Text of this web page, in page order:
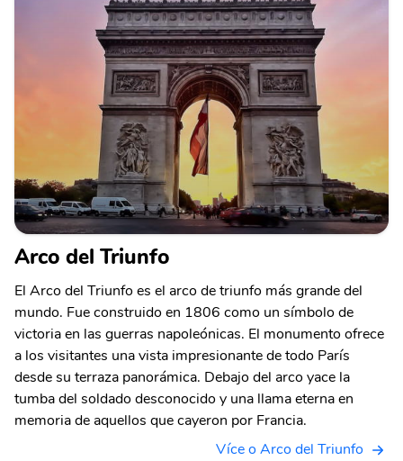
Arco del Triunfo
El Arco del Triunfo es el arco de triunfo más grande del
mundo. Fue construido en 1806 como un símbolo de
victoria en las guerras napoleónicas. El monumento ofrece
a los visitantes una vista impresionante de todo París
desde su terraza panorámica. Debajo del arco yace la
tumba del soldado desconocido y una llama eterna en
memoria de aquellos que cayeron por Francia.
Více o Arco del Triunfo